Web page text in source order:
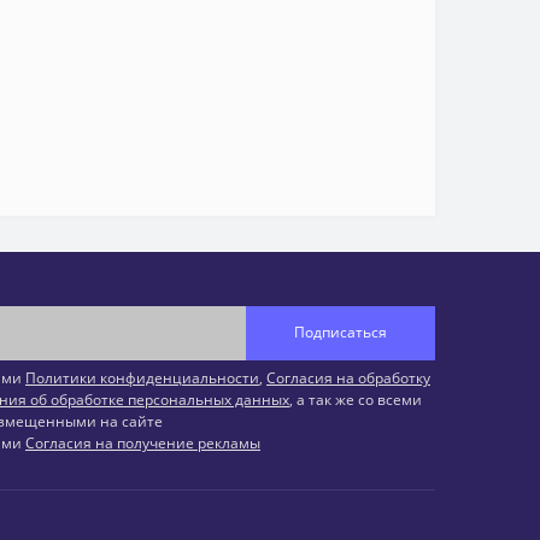
Подписаться
Политики конфиденциальности, Согласия на обработку
об обработке персональных данных, а так же со всеми
на сайте
Согласия на получение рекламы